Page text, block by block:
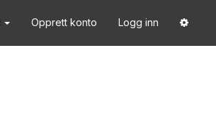
Opprett konto Logg inn